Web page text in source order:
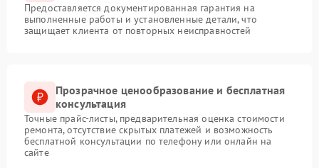
Предоставляется документированная гарантия на
выполненные работы и установленные детали, что
защищает клиента от повторных неисправностей
Прозрачное ценообразование и бесплатная
консультация
Точные прайс-листы, предварительная оценка стоимости
ремонта, отсутствие скрытых платежей и возможность
бесплатной консультации по телефону или онлайн на
сайте